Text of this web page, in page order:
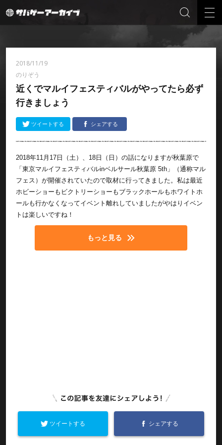
2018/11/19
のりぞう
近くでマルイフェスティバルがやってたら必ず
行きましょう
ツイートする シェアする
2018年11月17日（土）、18日（日）の話になりますが秋葉原で
「東京マルイフェスティバルinベルサール秋葉原 5th」（通称マル
フェス）が開催されていたので取材に行ってきました。私は最近
ホビーショーもビクトリーショーもブラックホールもホワイトホ
ールも行かなくなってイベント離れしていましたがやはりイベン
トは楽しいですね！
もっと見る
ツイートする シェアする